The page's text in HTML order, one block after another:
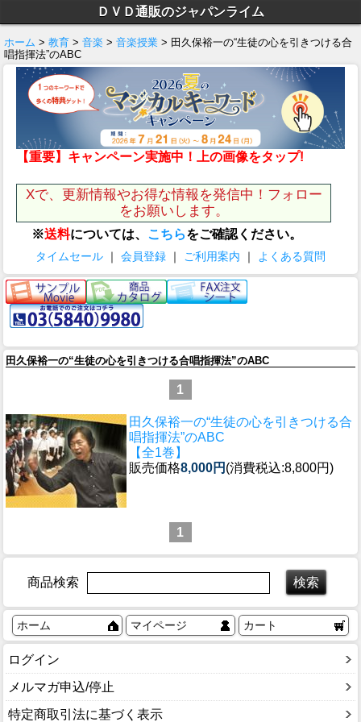
ＤＶＤ通販のジャパンライム
ホーム > 教育 > 音楽 > 音楽授業 > 田久保裕一の“生徒の心を引きつける合
唱指揮法”のABC
【重要】キャンペーン実施中！上の画像をタップ!
Xで、更新情報やお得な情報を発信中！フォロー
をお願いします。
※送料については、 こちらをご確認ください。
タイムセール ｜ 会員登録 ｜ ご利用案内 ｜ よくある質問
田久保裕一の“生徒の心を引きつける合唱指揮法”のABC
1
田久保裕一の“生徒の心を引きつける合
唱指揮法”のABC
【全1巻】
販売価格8,000円 (消費税込:8,800円)
1
商品検索
ホーム マイページ カート
ログイン
メルマガ申込/停止
特定商取引法に基づく表示